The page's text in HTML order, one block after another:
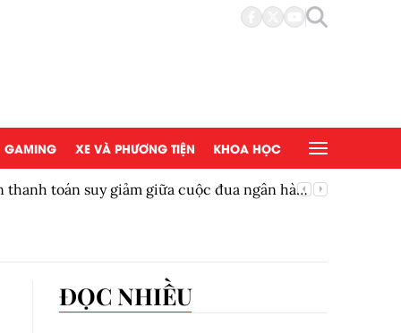
GAMING XE VÀ PHƯƠNG TIỆN KHOA HỌC
toán suy giảm giữa cuộc đua ngân hàng
ĐỌC NHIỀU